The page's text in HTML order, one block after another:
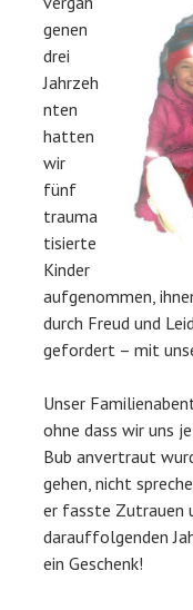
genen
drei
Jahrzeh
nten
hatten
wir
fünf
trauma
tisierte
Kinder
aufgenommen,
durch Freud und
gefordert – mit
Unser
ohne dass wir uns
Bub anvertraut
gehen, nicht
er fasste Zutrauen
darauffolgenden
ein Geschenk!